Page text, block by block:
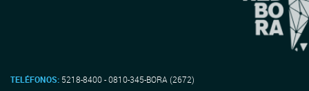
TELÉFONOS: 5218-8400 - 0810-345-BORA (2672)